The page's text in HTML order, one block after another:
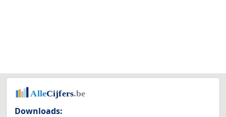
Downloads: